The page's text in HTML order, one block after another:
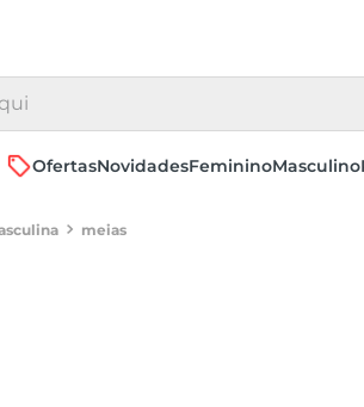
OfertasNovidadesFemininoMasculino
meias